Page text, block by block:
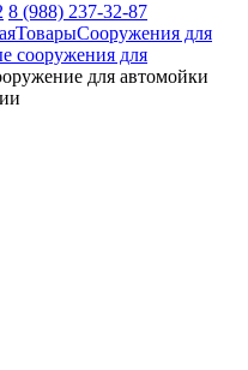
8 (988) 237-32-87
ТоварыСооружения для
сооружения для
для автомойки